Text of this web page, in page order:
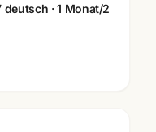
· 1 Monat/2